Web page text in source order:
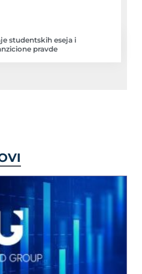
studentskih eseja i
pravde